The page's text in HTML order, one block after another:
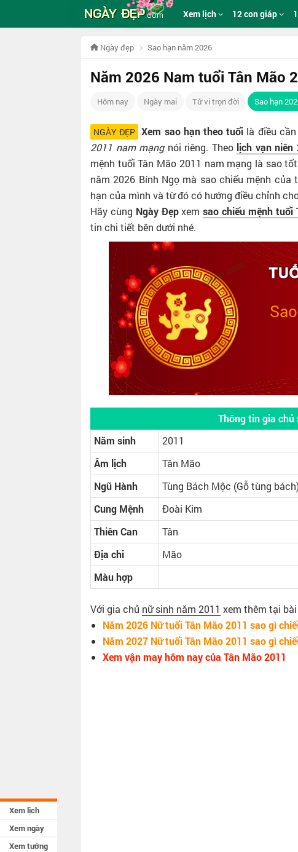
Xem lịch
Xem ngày
Xem tướng
NGÀY ĐẸP.com Xem lịch 12 con giáp
Ngày đẹp Sao hạn năm 2026
Năm 2026 Nam tuổi Tân Mão
Hôm nay Ngày mai Tử vi trọn đời Sao hạn
NGÀY ĐẸP Xem sao hạn theo tuổi là điều
2011 nam mạngnói riêng. Theo lịch vạn niên
mệnh tuổi Tân Mão 2011 nam mạng là sao
năm 2026 Bính Ngọ mà sao chiếu mệnh
hạn của mình và từ đó có hướng điều chỉnh
Hãy cùng Ngày Đẹpxemsao chiếu mệnh tuổi
tin chi tiết bên dưới nhé.
Thông tin gia chủ
Năm sinh
2011
Âm lịch
Tân Mão
Ngũ Hành
Tùng Bách Mộc (Gỗ tùng
Cung Mệnh
Đoài Kim
Thiên Can
Tân
Địa chi
Mão
Màu hợp
Với gia chủ nữ sinh năm 2011 xem thêm tại
Năm 2026 Nữ tuổi Tân Mão 2011 sao gì
Năm 2027 Nữ tuổi Tân Mão 2011 sao gì
Xem vận may hôm nay của Tân Mão 2011